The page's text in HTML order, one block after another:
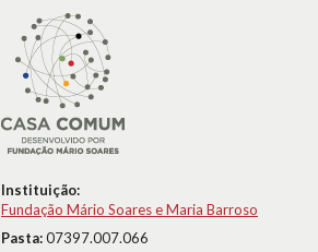
Instituição:
Fundação Mário Soares e Maria Barroso
Pasta:07397.007.066